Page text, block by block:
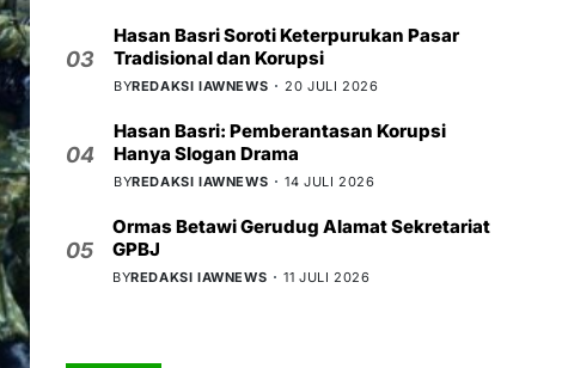
03
Hasan Basri Soroti Keterpurukan Pasar
Tradisional dan Korupsi
BYREDAKSI IAWNEWS 20 JULI 2026
04
Hasan Basri: Pemberantasan Korupsi
Hanya Slogan Drama
BYREDAKSI IAWNEWS 14 JULI 2026
05
Ormas Betawi Gerudug Alamat Sekretariat
GPBJ
BYREDAKSI IAWNEWS 11 JULI 2026